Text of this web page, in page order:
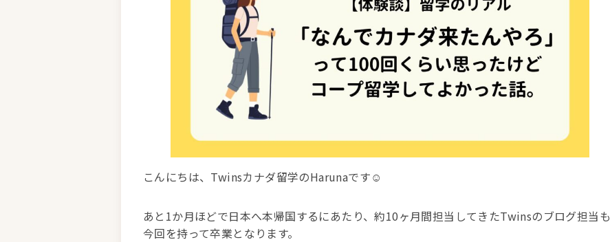
こんにちは、Twinsカナダ留学のHarunaです☺️
あと1か月ほどで日本へ本帰国するにあたり、約10ヶ月間担当してきたTwinsのブログ担当も
今回を持って卒業となります。